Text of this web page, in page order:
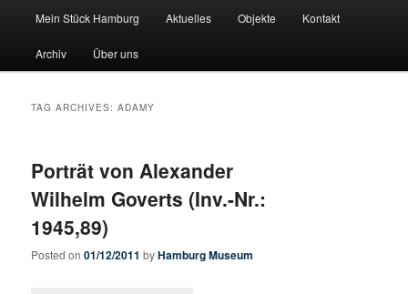
Mein-Stueck-Hamburg
Skip to primary content
Skip to secondary content
Mein Stück Hamburg Aktuelles Objekte Kontakt
Archiv Über uns
TAG ARCHIVES:ADAMY
Porträt von Alexander
Wilhelm Goverts (Inv.-Nr.:
1945,89)
Posted on01/12/2011 byHamburg Museum